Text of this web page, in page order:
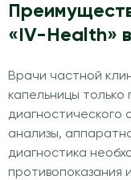
«IV-Health»
Врачи частной
капельницы только
анализы,
диагностика
противопоказания